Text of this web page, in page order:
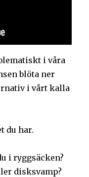
i våra
blöta ner
i vårt kalla
du har.
i ryggsäcken?
disksvamp?